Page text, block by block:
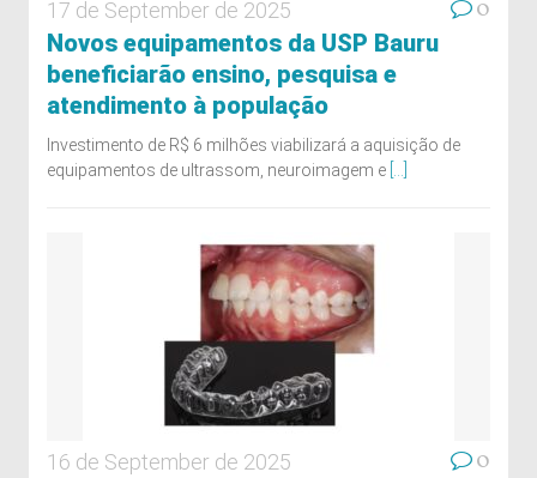
17 de September de 2025 0
Novos equipamentos da USP Bauru
beneficiarão ensino, pesquisa e
atendimento à população
Investimento de R$ 6 milhões viabilizará a aquisição de
equipamentos de ultrassom, neuroimagem e
16 de September de 2025 0